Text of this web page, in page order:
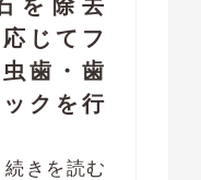
を除去
じてフ
歯・歯
クを行
続きを読む